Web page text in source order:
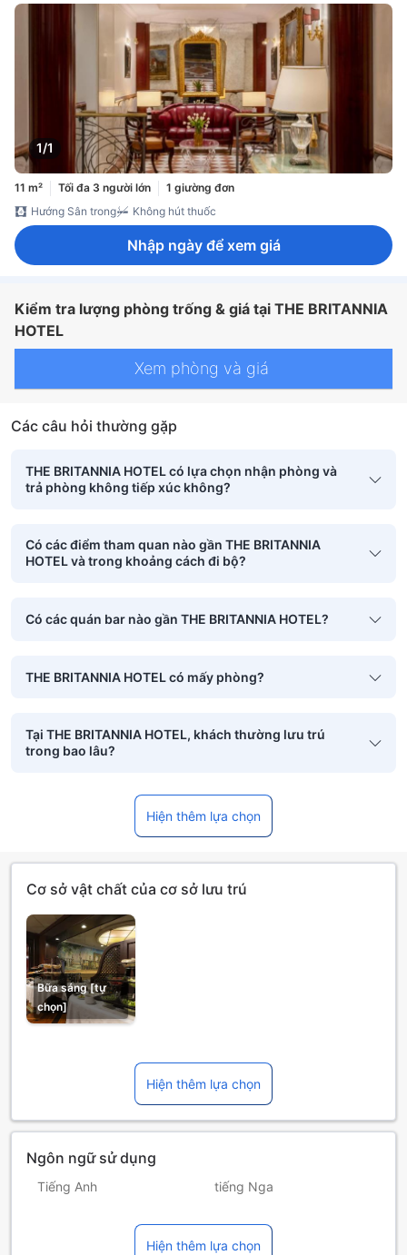
1/1
11 m² Tối đa 3 người lớn
1 giường đơn
Hướng Sân trong
Không hút thuốc
Nhập ngày để xem giá
Kiểm tra lượng phòng trống & giá tại THE BRITANNIA
HOTEL
Xem phòng và giá
Các câu hỏi thường gặp
THE BRITANNIA HOTEL có lựa chọn nhận phòng và
trả phòng không tiếp xúc không?
Có các điểm tham quan nào gần THE BRITANNIA
HOTEL và trong khoảng cách đi bộ?
Có các quán bar nào gần THE BRITANNIA HOTEL?
THE BRITANNIA HOTEL có mấy phòng?
Tại THE BRITANNIA HOTEL, khách thường lưu trú
trong bao lâu?
Hiện thêm lựa chọn
Cơ sở vật chất của cơ sở lưu trú
Bữa sáng [tự
chọn]
Hiện thêm lựa chọn
Ngôn ngữ sử dụng
Tiếng Anh tiếng Nga
Hiện thêm lựa chọn